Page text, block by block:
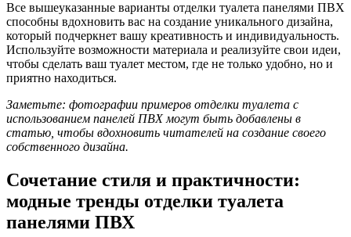
Все вышеуказанные варианты отделки туалета панелями ПВХ
способны вдохновить вас на создание уникального дизайна,
который подчеркнет вашу креативность и индивидуальность.
Используйте возможности материала и реализуйте свои идеи,
чтобы сделать ваш туалет местом, где не только удобно, но и
приятно находиться.
Заметьте: фотографии примеров отделки туалета с
использованием панелей ПВХ могут быть добавлены в
статью, чтобы вдохновить читателей на создание своего
собственного дизайна.
Сочетание стиля и практичности:
модные тренды отделки туалета
панелями ПВХ